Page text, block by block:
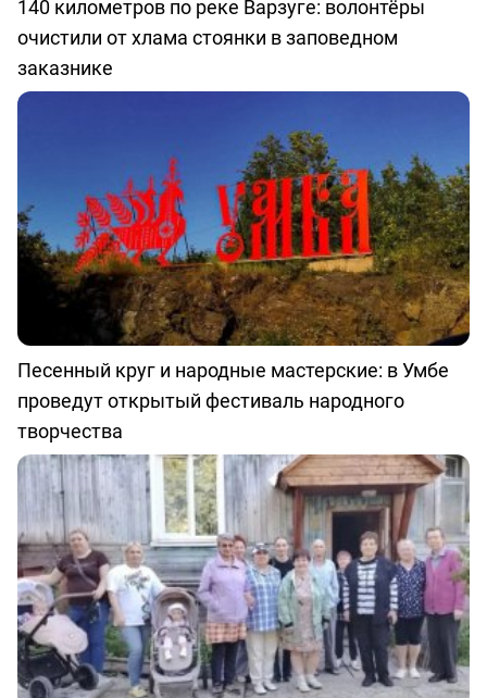
140 километров по реке Варзуге: волонтёры
очистили от хлама стоянки в заповедном
заказнике
Песенный круг и народные мастерские: в Умбе
проведут открытый фестиваль народного
творчества